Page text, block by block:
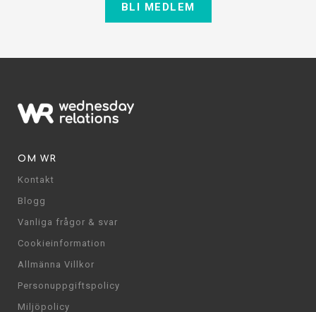
BLI MEDLEM
OM WR
Kontakt
Blogg
Vanliga frågor & svar
Cookieinformation
Allmänna Villkor
Personuppgiftspolicy
Miljöpolicy